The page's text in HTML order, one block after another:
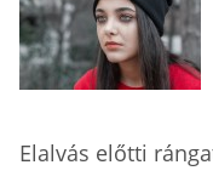
Elalvás előtti